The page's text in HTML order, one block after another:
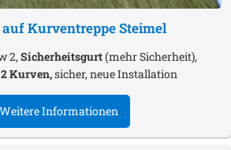
KurventreppeSteimel
2, Sicherheitsgurt(mehr Sicherheit),
Kurven,sicher, neue Installation
Weitere Informationen